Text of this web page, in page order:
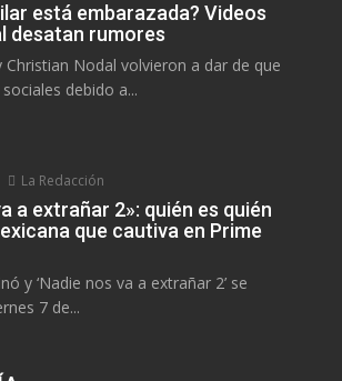
está embarazada? Videos
desatan rumores
Christian Nodal volvieron a dar de que
debido a...
La Redacción
a extrañar 2»: quién es quién
que cautiva en Prime
y ‘Nadie nos va a extrañar 2’ se
7 de...